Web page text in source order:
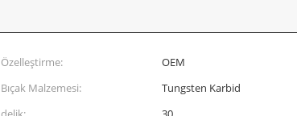
Özelleştirme:
OEM
Bıçak Malzemesi:
Tungsten Karbid